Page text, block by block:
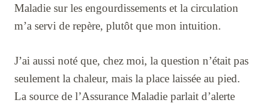
Maladie sur les engourdissements et la circulation
m’a servi de repère, plutôt que mon intuition.
J’ai aussi noté que, chez moi, la question n’était pas
seulement la chaleur, mais la place laissée au pied.
La source de l’Assurance Maladie parlait d’alerte